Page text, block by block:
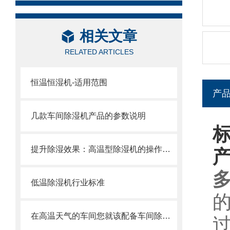
相关文章
RELATED ARTICLES
恒温恒湿机-适用范围
几款车间除湿机产品的参数说明
提升除湿效果：高温型除湿机的操作与维护技巧
低温除湿机行业标准
在高温天气的车间您就该配备车间除湿机
产